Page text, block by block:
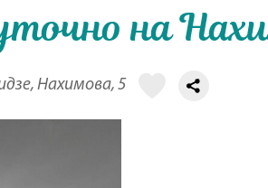
на
Нахимова, 5